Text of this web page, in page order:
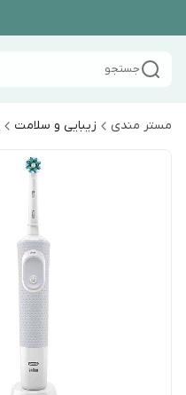
جستجو
مستر مندی زیبایی و سلامت